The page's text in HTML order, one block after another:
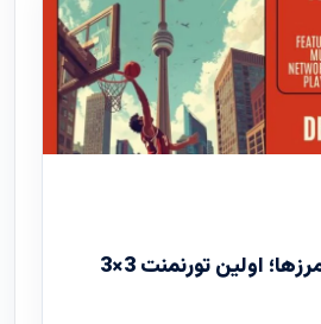
بسکتبال فراتر از مرزها؛ اولین تورنمنت 3×3